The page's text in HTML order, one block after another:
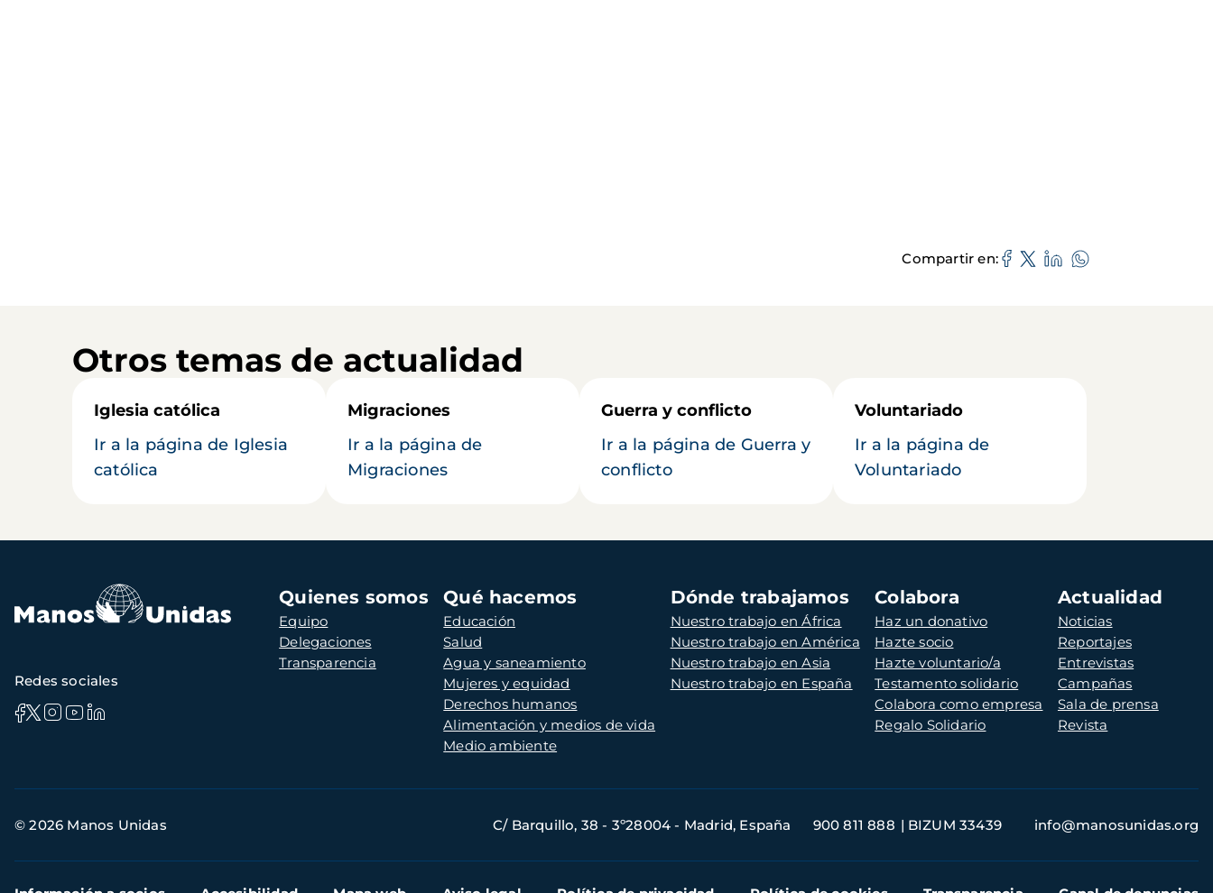
Compartir en
Otros temas de actualidad
Iglesia católica
Ir a la página de Iglesia
católica
Migraciones
Ir a la página de
Migraciones
Guerra y conflicto
Ir a la página de Guerra y
conflicto
Voluntariado
Ir a la página de
Voluntariado
Navegación
principal
Quienes somos
Equipo
Delegaciones
Transparencia
Qué hacemos
Educación
Salud
Agua y saneamiento
Mujeres y equidad
Derechos humanos
Alimentación y medios de vida
Medio ambiente
Dónde trabajamos
Nuestro trabajo en África
Nuestro trabajo en América
Nuestro trabajo en Asia
Nuestro trabajo en España
Colabora
Haz un donativo
Hazte socio
Hazte voluntario/a
Testamento solidario
Colabora como empresa
Regalo Solidario
Actualidad
Noticias
Reportajes
Entrevistas
Campañas
Sala de prensa
Revista
Redes sociales
de
© 2026 Manos Unidas C/ Barquillo, 38 - 3º28004 - Madrid, España 900 811 888 BIZUM 33439 info@manosunidas.org